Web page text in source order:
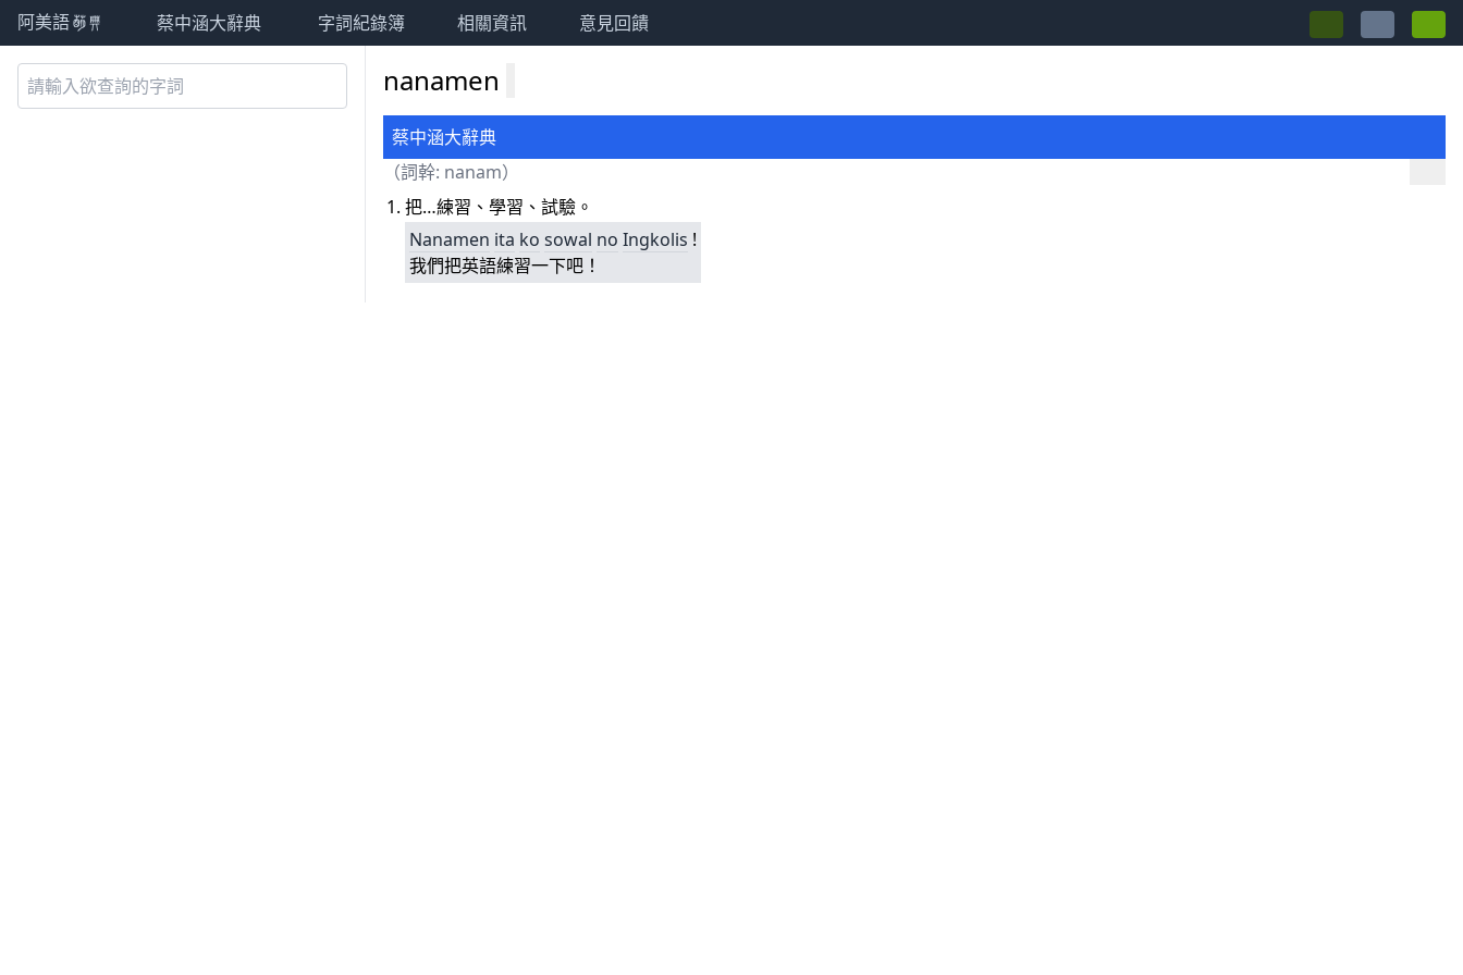
阿美語萌典 蔡中涵大辭典 字詞紀錄簿 相關資訊 意見回饋
nanamen
蔡中涵大辭典
（詞幹: nanam）
把…練習、學習、試驗。
Nanamen ita ko sowal no Ingkolis !
我們把英語練習一下吧！